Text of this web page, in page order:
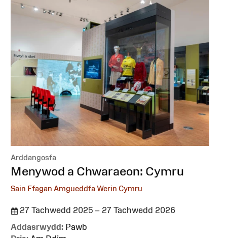
Arddangosfa
:Menywod a Chwaraeon: Cymru
Sain Ffagan Amgueddfa Werin Cymru
27 Tachwedd 2025 – 27 Tachwedd 2026
Addasrwydd: Pawb